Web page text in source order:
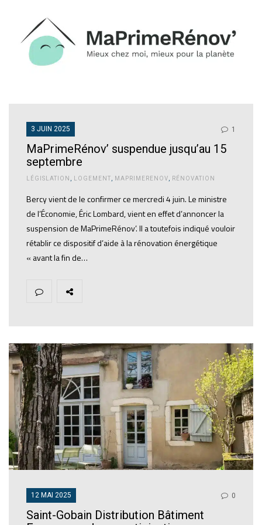
3 JUIN 2025 1
MaPrimeRénov’ suspendue jusqu’au 15
septembre
LÉGISLATION LOGEMENT MAPRIMERENOV RÉNOVATION
Bercy vient de le confirmer ce mercredi 4 juin. Le ministre
de l’Économie, Éric Lombard, vient en effet d’annoncer la
suspension de MaPrimeRénov’. Il a toutefois indiqué vouloir
rétablir ce dispositif d’aide à la rénovation énergétique
« avant la fin de…
12 MAI 2025 0
Saint-Gobain Distribution Bâtiment